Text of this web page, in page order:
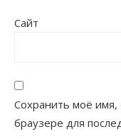
Сайт
Сохранить моё имя,
браузере для